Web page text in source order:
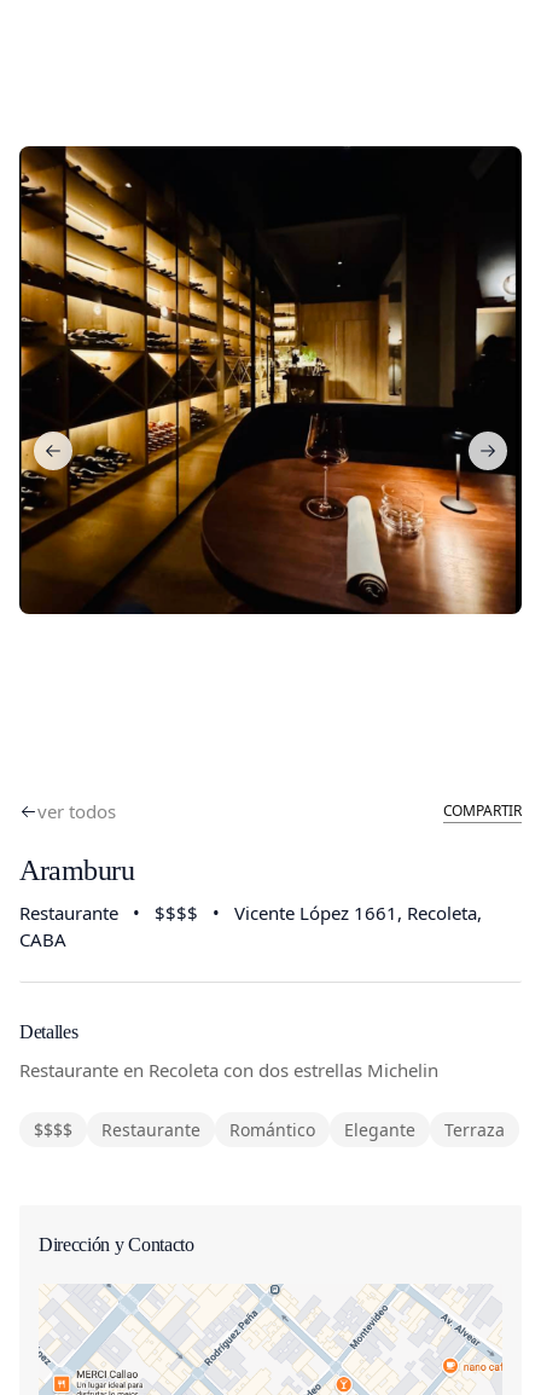
ver todos COMPARTIR
Aramburu
Restaurante • $$$$ • Vicente López 1661 , Recoleta,
CABA
Detalles
Restaurante en Recoleta con dos estrellas Michelin
$$$$ Restaurante Romántico Elegante Terraza
Dirección y Contacto